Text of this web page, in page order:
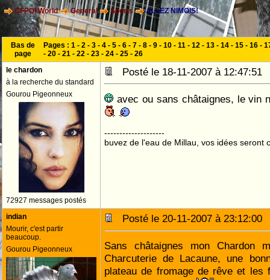
CFPOI World General Sports ALLEZ NIMOIS!
Bas de
page
Pages : 1 - 2 - 3 - 4 - 5 - 6 - 7 - 8 - 9 - 10 - 11 - 12 - 13 - 14 - 15 - 16 -
- 20 - 21 - 22 - 23 - 24 - 25 - 26
le chardon
à la recherche du standard
Gourou Pigeonneux
72927 messages postés
Posté le 18-11-2007 à
avec ou sans châtaignes, le vin
--------------------
buvez de l'eau de Millau, vos idées seront
indian
Mourir, c'est partir
beaucoup.
Gourou Pigeonneux
Posté le 20-11-2007 à
Sans châtaignes mon Chardon
Charcuterie de Lacaune, une
plateau de fromage de rêve et